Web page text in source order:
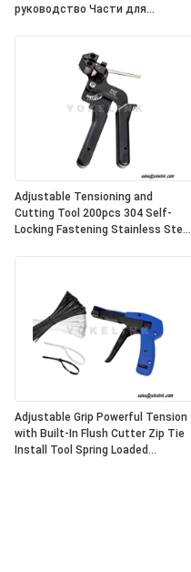
руководство Части для
Adjustable Tensioning and
Cutting Tool 200pcs 304 Self-
Locking Fastening Stainless Steel
Adjustable Grip Powerful Tension
with Built-In Flush Cutter Zip Tie
Install Tool Spring Loaded